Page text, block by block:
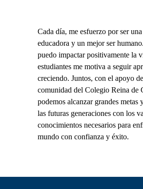
Cada día, me esfuerzo por ser
educadora y un mejor ser
puedo impactar positivamente la
estudiantes me motiva a seguir
creciendo. Juntos, con el apoyo
comunidad del Colegio Reina de
podemos alcanzar grandes metas
las futuras generaciones con los
conocimientos necesarios para
mundo con confianza y éxito.